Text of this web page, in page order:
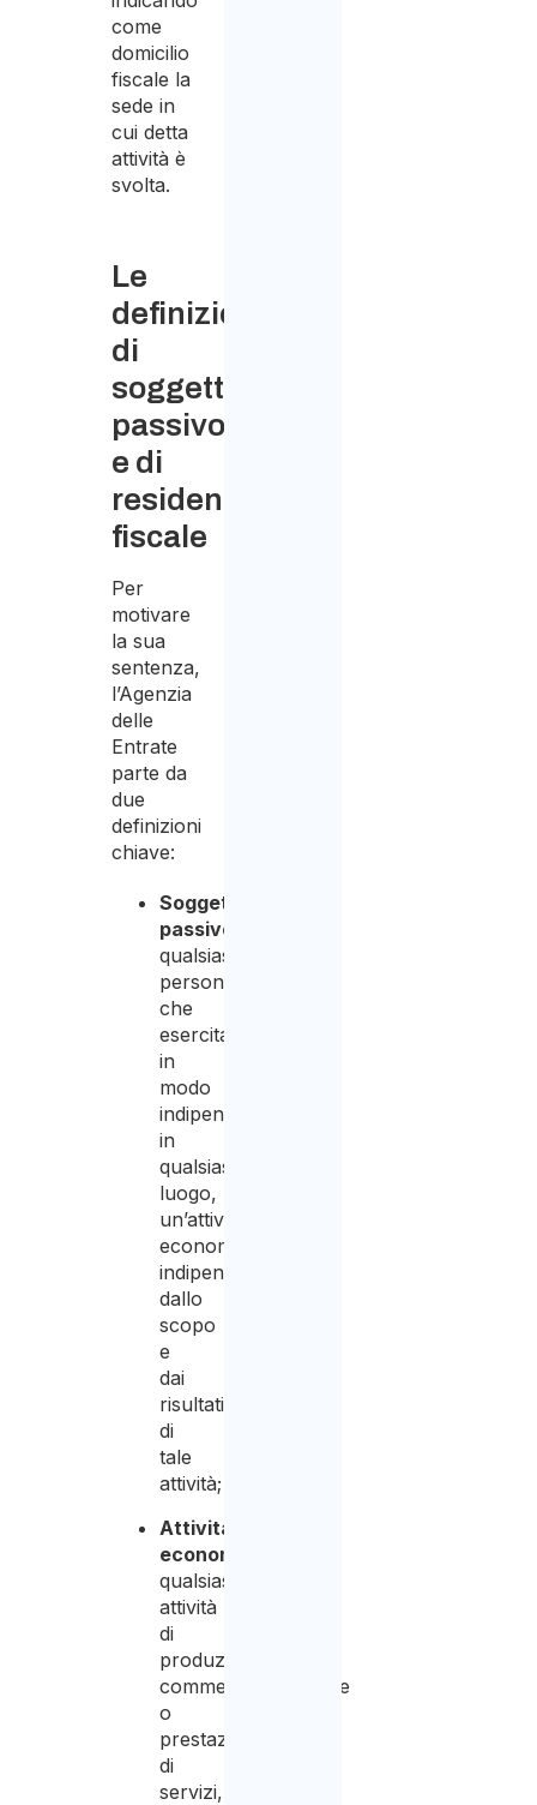
come
domicilio
fiscale la
sede in
cui detta
attività è
svolta.
Le
definizioni
di
soggetto
passivo
e di
residenza
fiscale
Per
motivare
la sua
sentenza,
l’Agenzia
delle
Entrate
parte da
due
definizioni
chiave:
Soggetto
passivo
qualsiasi
persona
che
esercita
in
modo
indipendente,
in
qualsiasi
luogo,
un’attività
economica,
indipendentemente
dallo
scopo
e
dai
risultati
di
tale
attività;
Attività
economica
qualsiasi
attività
di
produzione,
commercializzazione
o
prestazione
di
servizi,